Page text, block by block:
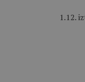
1.12.